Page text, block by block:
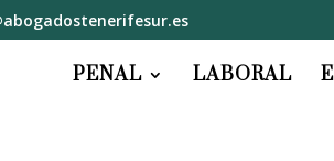
PENAL LABORAL